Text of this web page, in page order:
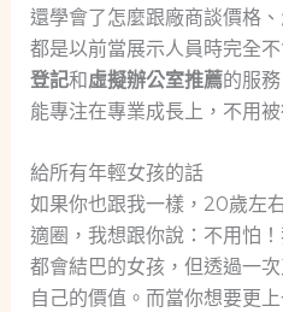
還學會了怎麼跟廠商談價格
都是以前當展示人員時完全
登記和虛擬辦公室推薦的服
能專注在專業成長上，不用
給所有年輕女孩的話
如果你也跟我一樣，20歲左
適圈，我想跟你說：不用怕
都會結巴的女孩，但透過一
自己的價值。而當你想要更